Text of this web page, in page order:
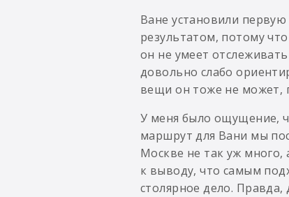
Ване установили
результатом, потому
он не умеет
довольно слабо
вещи он тоже не может,
У меня было ощущение,
маршрут для Вани мы
Москве не так уж
к выводу, что самым
столярное дело.